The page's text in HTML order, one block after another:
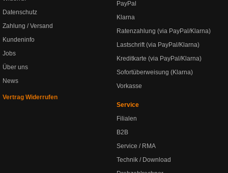
Datenschutz
Zahlung / Versand
Kundeninfo
Jobs
Über uns
News
Vertrag Widerrufen
PayPal
Klarna
Ratenzahlung (via PayPal/Klarna)
Lastschrift (via PayPal/Klarna)
Kreditkarte (via PayPal/Klarna)
Sofortüberweisung (Klarna)
Vorkasse
Service
Filialen
B2B
Service / RMA
Technik / Download